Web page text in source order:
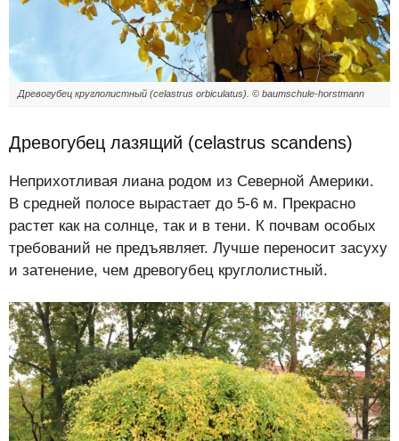
Древогубец круглолистный (celastrus orbiculatus). © baumschule-horstmann
Древогубец лазящий (celastrus scandens)
Неприхотливая лиана родом из Северной Америки.
В средней полосе вырастает до 5-6 м. Прекрасно
растет как на солнце, так и в тени. К почвам особых
требований не предъявляет. Лучше переносит засуху
и затенение, чем древогубец круглолистный.